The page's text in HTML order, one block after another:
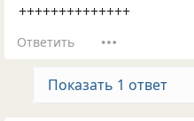
++++++++++++++
Ответить
Показать 1 ответ